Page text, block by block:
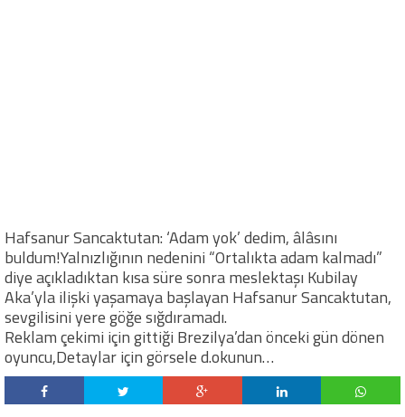
Hafsanur Sancaktutan: ‘Adam yok’ dedim, âlâsını
buldum!Yalnızlığının nedenini “Ortalıkta adam kalmadı”
diye açıkladıktan kısa süre sonra meslektaşı Kubilay
Aka’yla ilişki yaşamaya başlayan Hafsanur Sancaktutan,
sevgilisini yere göğe sığdıramadı.
Reklam çekimi için gittiği Brezilya’dan önceki gün dönen
oyuncu,Detaylar için görsele d.okunun…